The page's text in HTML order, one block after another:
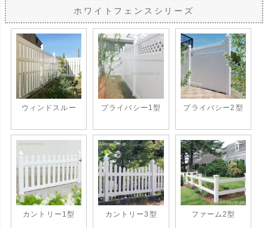
ホワイトフェンスシリーズ
ウィンドスルー プライバシー1型 プライバシー2型
カントリー1型 カントリー3型 ファーム2型